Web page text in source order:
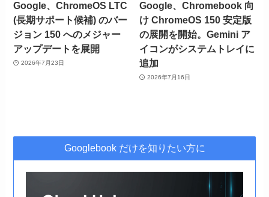
Google、ChromeOS LTC
(長期サポート候補) のバー
ジョン 150 へのメジャー
アップデートを展開
2026年7月23日
Google、Chromebook 向
け ChromeOS 150 安定版
の展開を開始。Gemini ア
イコンがシステムトレイに
追加
2026年7月16日
Googlebook だけを知りたい方に